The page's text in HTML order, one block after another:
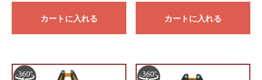
カートに入れる カートに入れる